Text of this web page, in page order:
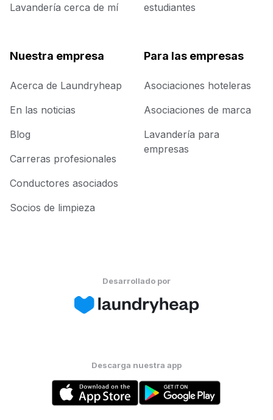
Lavandería cerca de mí
estudiantes
Nuestra empresa
Acerca de Laundryheap
En las noticias
Blog
Carreras profesionales
Conductores asociados
Socios de limpieza
Para las empresas
Asociaciones hoteleras
Asociaciones de marca
Lavandería para
empresas
Desarrollado por
Descarga nuestra app